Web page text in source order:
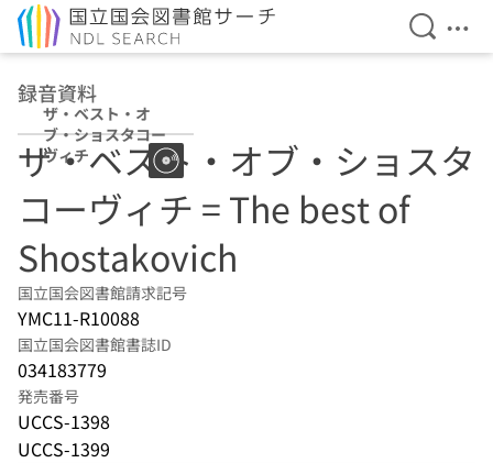
検索を
メ
録音資料
ザ・ベスト・オ
ブ・ショスタコー
ヴィチ
ザ・ベスト・オブ・ショスタ
コーヴィチ = The best of
Shostakovich
国立国会図書館請求記号
YMC11-R10088
国立国会図書館書誌ID
034183779
発売番号
UCCS-1398
UCCS-1399